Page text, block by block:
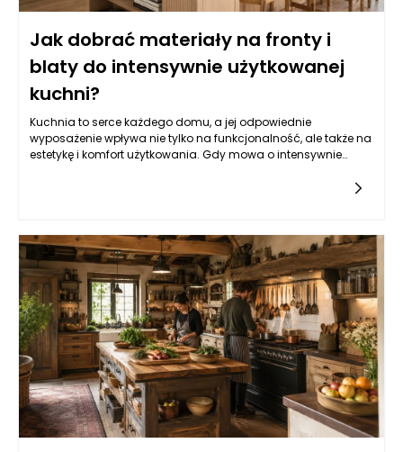
Jak dobrać materiały na fronty i
blaty do intensywnie użytkowanej
kuchni?
Kuchnia to serce każdego domu, a jej odpowiednie
wyposażenie wpływa nie tylko na funkcjonalność, ale także na
estetykę i komfort użytkowania. Gdy mowa o intensywnie
materiałów warto zwrócić uwagę, aby służyły one przez długie
lata, nawet w wymagających warunkach kuchennych.
Dobierając materiały na fronty i blaty do intensywnie
użytkowanej kuchni, można wykorzystać doświadczenie oraz
profesjonalizm firm takich jak VIGO, które oferują meble na
wymiar Katowice.